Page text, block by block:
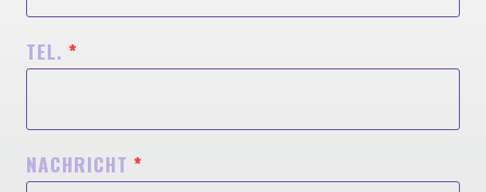
TEL. *
NACHRICHT *